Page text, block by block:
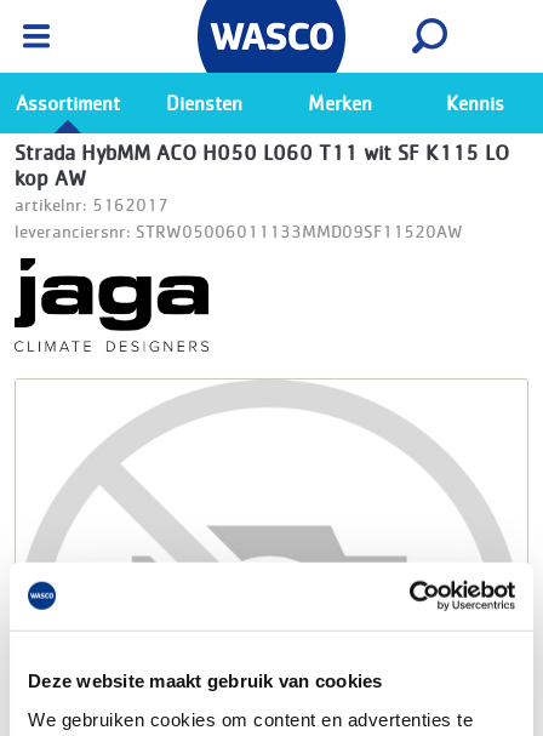
Deze website maakt gebruik van cookies
We gebruiken cookies om content en advertenties te
Ga naar de Wasco app
Bekijk
Assortiment Diensten Merken Kennis
Strada HybMM ACO H050 L060 T11 wit SF K115 LO
kop AW
artikelnr: 5162017
leveranciersnr: STRW05006011133MMD09SF11520AW